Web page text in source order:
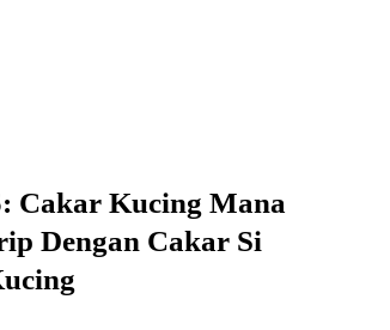
Cakar Kucing Mana
Dengan Cakar Si